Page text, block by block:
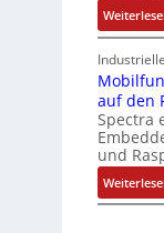
auf den
Spectra
und